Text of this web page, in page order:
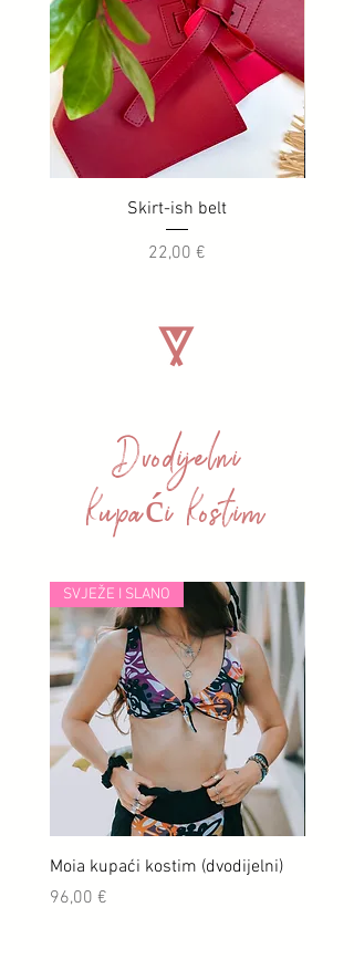
Skirt-ish belt
Cijena
22,00 €
Dvodijelni
kupaći kostim
SVJEŽE I SLANO
Moia kupaći kostim (dvodijelni)
Cijena
96,00 €